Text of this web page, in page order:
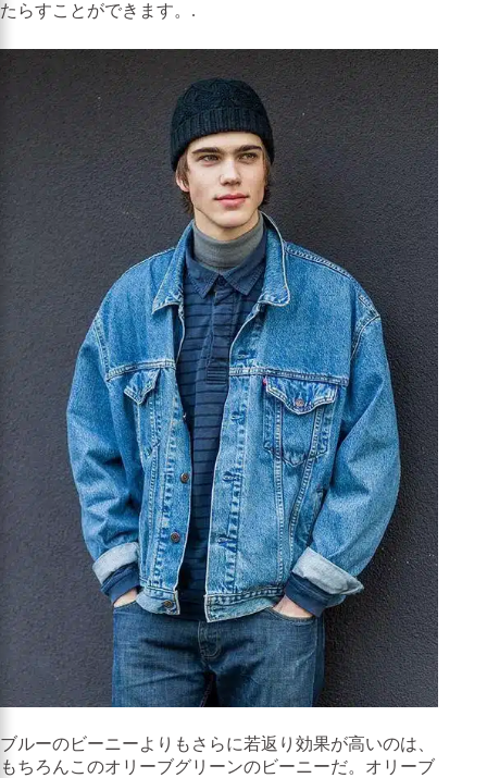
たらすことができます。.
ブルーのビーニーよりもさらに若返り効果が高いのは、
もちろんこのオリーブグリーンのビーニーだ。オリーブ